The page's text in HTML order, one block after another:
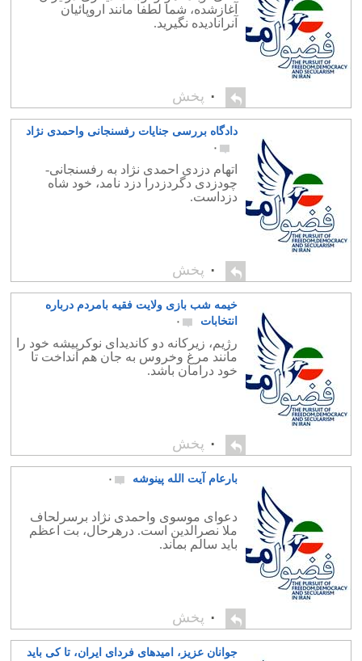
آغازشده، شما لطفا مانند اروپائیان
آنرانادیده نگیرید.
۰ پخش
دادگاه بررسی جنایات رفسنجانی واحمدی نژاد
۰
اتهام دزدی احمدی نژاد به رفسنجانی-
چودزدی دگردزدرا دزد نامد، خود شاه
دزداست.
۰ پخش
خیمه شب بازی ولایت فقیه بامردم درباره
انتخابات
۰
رژیم، زیرکانه دو کاندیدای نوکرپیشه خود را
مانند مرغ وخروس به جان هم انداخت تا
خود درامان باشد.
۰ پخش
بارعام آیت الله پینوشه ۰
دعوای موسوی واحمدی نژاد برسرلحاف
ملا نصرالدین است. درهرحال، بت اعظم
باید سالم بماند.
۰ پخش
جوانان عزیز، امیدهای فردای ایران، تا کی باید